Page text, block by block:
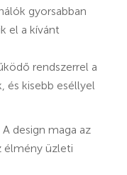
gyorsabban
el a kívánt
rendszerrel a
és kisebb eséllyel
design maga az
élmény üzleti